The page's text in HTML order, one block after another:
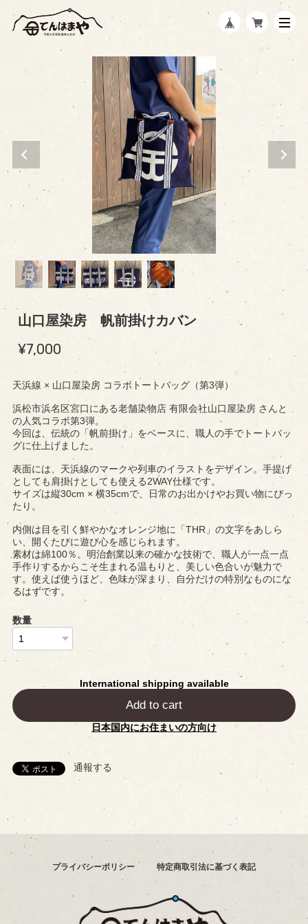
山口屋染房 帆前掛けカバン
¥7,000
天浜線 × 山口屋染房 コラボトートバッグ（第3弾）
浜松市浜名区宮口にある老舗染物店 有限会社山口屋染房 さんと
の人気コラボ第3弾。
今回は、伝統の「帆前掛け」をベースに、職人の手でトートバッ
グに仕上げました。
表面には、天浜線のマークや列車のイラストをデザイン。手提げ
としても肩掛けとしても使える2WAY仕様です。
サイズは縦30cm × 横35cmで、日常のお出かけやお買い物にぴっ
たり。
内側は目を引く鮮やかなオレンジ地に「THR」の文字をあしら
い、開くたびに遊び心を感じられます。
素材は綿100％。明治創業以来の確かな技術で、職人が一点一点
手作りするからこそ生まれる温もりと、美しい色合いが魅力で
す。使えば使うほど、色味が深まり、自分だけの特別なものにな
るはずです。
数量
International shipping available
Add to cart
日本国内にお住まいの方向け
通報する
プライバシーポリシー 特定商取引法に基づく表記